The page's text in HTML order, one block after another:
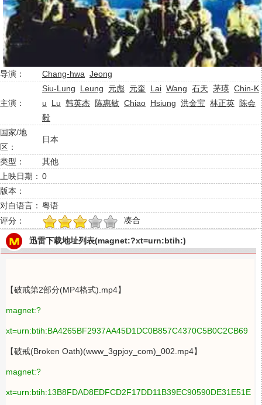
导演： Chang-hwa Jeong
主演：
Siu-Lung Leung 元彪 元奎 Lai Wang 石天 茅瑛 Chin-K
u
Lu 韩英杰 陈惠敏 Chiao Hsiung 洪金宝 林正英
陈会
毅
国家/地
区：
日本
类型：
其他
上映日期： 0
版本：
对白语言： 粤语
评分：
1 3 4 5 凑合
迅雷下载地址列表(magnet:?xt=urn:btih:)
【破戒第2部分(MP4格式).mp4】
magnet:?
xt=urn:btih:BA4265BF2937AA45D1DC0B857C4370C5B0C2CB69
【破戒(Broken Oath)(www_3gpjoy_com)_002.mp4】
magnet:?
xt=urn:btih:13B8FDAD8EDFCD2F17DD11B39EC90590DE31E51E